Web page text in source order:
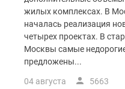
водоема
Коттеджные
поселки
Бизнес-
жилых комплексах. В
началась реализация
четырех проектах. В
Москвы самые
предложены...
04 августа 5663